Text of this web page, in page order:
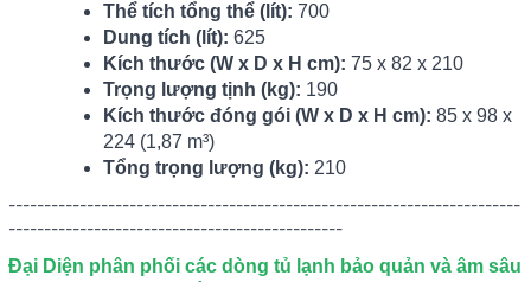
Thể tích tổng thể (lít): 700
Dung tích (lít): 625
Kích thước (W x D x H cm): 75 x 82 x 210
Trọng lượng tịnh (kg): 190
Kích thước đóng gói (W x D x H cm): 85 x 98 x
224 (1,87 m³)
Tổng trọng lượng (kg): 210
------------------------------------------------------------------------
-----------------------------------------------
Đại Diện phân phối các dòng tủ lạnh bảo quản và âm sâu